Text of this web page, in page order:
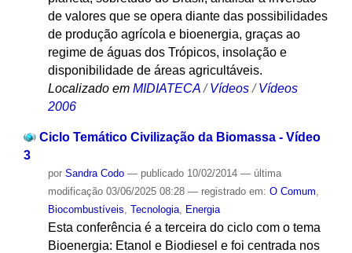
de valores que se opera diante das possibilidades
de produção agrícola e bioenergia, graças ao
regime de águas dos Trópicos, insolação e
disponibilidade de áreas agricultáveis.
Localizado em MIDIATECA /Vídeos /Vídeos
2006
Ciclo Temático Civilização da Biomassa - Vídeo
3
por Sandra Codo — publicado10/02/2014 — última
modificação03/06/2025 08:28 — registrado em: O Comum
Biocombustíveis Tecnologia, Energia
Esta conferência é a terceira do ciclo com o tema
Bioenergia: Etanol e Biodiesel e foi centrada nos